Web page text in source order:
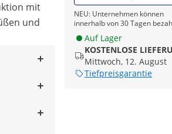
NEU: Unternehmen können
innerhalb von 30 Tagen
Auf Lager
KOSTENLOSE
Mittwoch, 12. August
Tiefpreisgarantie
mit
und